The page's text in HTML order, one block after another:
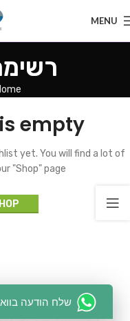
MENU
empty.
yet. You will find a lot of
"Shop" page.
שלח הודעה